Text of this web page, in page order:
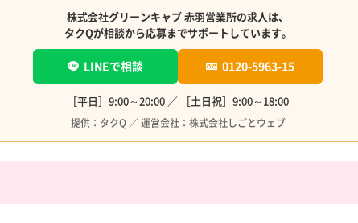
株式会社グリーンキャブ 赤羽営業所の求人は、
タクQが相談から応募までサポートしています。
LINEで相談 0120-5963-15
［平日］9:00～20:00 ／ ［土日祝］9:00～18:00
提供：タクQ ／ 運営会社：株式会社しごとウェブ